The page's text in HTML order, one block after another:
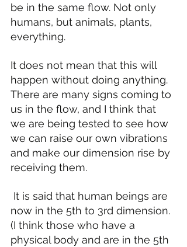
be in the same flow. Not only
humans, but animals, plants,
everything.
It does not mean that this will
happen without doing anything.
There are many signs coming to
us in the flow, and I think that
we are being tested to see how
we can raise our own vibrations
and make our dimension rise by
receiving them.
now in the 5th to 3rd dimension.
(I think those who have a
physical body and are in the 5th